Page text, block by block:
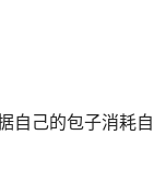
自己的包子消耗